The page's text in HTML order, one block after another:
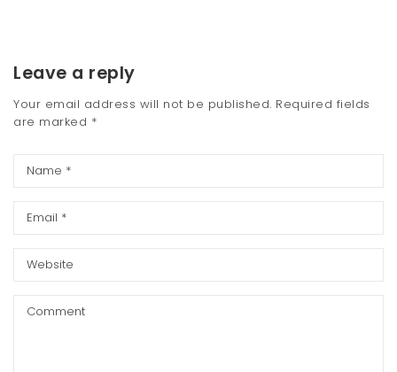
Leave a reply
Your email address will not be published. Required fields
are marked *